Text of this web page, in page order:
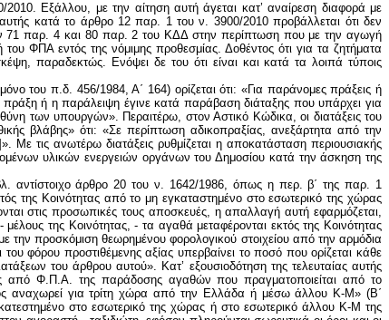
Εξάλλου, με την αίτηση αυτή άγεται κατ’ αναίρεση διαφορά με
κατά το άρθρο 12 παρ. 1 του ν. 3900/2010 προβάλλεται ότι δεν
71 παρ. 4 και 80 παρ. 2 του ΚΔΔ στην περίπτωση που με την αγωγή
ΦΠΑ εντός της νόμιμης προθεσμίας. Δοθέντος ότι για τα ζητήματα
παραδεκτώς. Ενόψει δε του ότι είναι και κατά τα λοιπά τύποις
του π.δ. 456/1984, Α΄ 164) ορίζεται ότι: «Για παράνομες πράξεις ή
ή η παράλειψη έγινε κατά παράβαση διάταξης που υπάρχει για
των υπουργών». Περαιτέρω, στον Αστικό Κώδικα, οι διατάξεις του
βλάβης» ότι: «Σε περίπτωση αδικοπραξίας, ανεξάρτητα από την
Με τις ανωτέρω διατάξεις ρυθμίζεται η αποκατάσταση περιουσιακής
υλικών ενεργειών οργάνων του Δημοσίου κατά την άσκηση της
αντίστοιχο άρθρο 20 του ν. 1642/1986, όπως η περ. β΄ της παρ. 1
Κοινότητας από το μη εγκαταστημένο στο εσωτερικό της χώρας
στις προσωπικές τους αποσκευές, η απαλλαγή αυτή εφαρμόζεται,
της Κοινότητας, - τα αγαθά μεταφέρονται εκτός της Κοινότητας
προσκόμιση θεωρημένου φορολογικού στοιχείου από την αρμόδια
φόρου προστιθέμενης αξίας υπερβαίνει το ποσό που ορίζεται κάθε
του άρθρου αυτού». Κατ’ εξουσιοδότηση της τελευταίας αυτής
από Φ.Π.Α. της παράδοσης αγαθών που πραγματοποιείται από το
αναχωρεί για τρίτη χώρα από την Ελλάδα ή μέσω άλλου Κ-Μ» (Β΄
στο εσωτερικό της χώρας ή στο εσωτερικό άλλου Κ-Μ της